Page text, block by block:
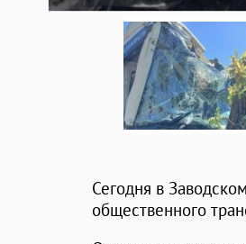
Сегодня в
общественного